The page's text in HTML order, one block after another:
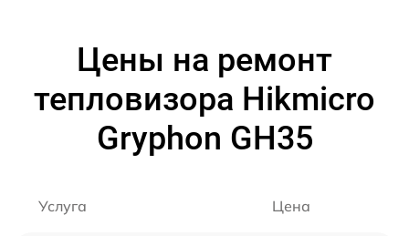
Цены на ремонт
тепловизора Hikmicro
Gryphon GH35
Услуга Цена